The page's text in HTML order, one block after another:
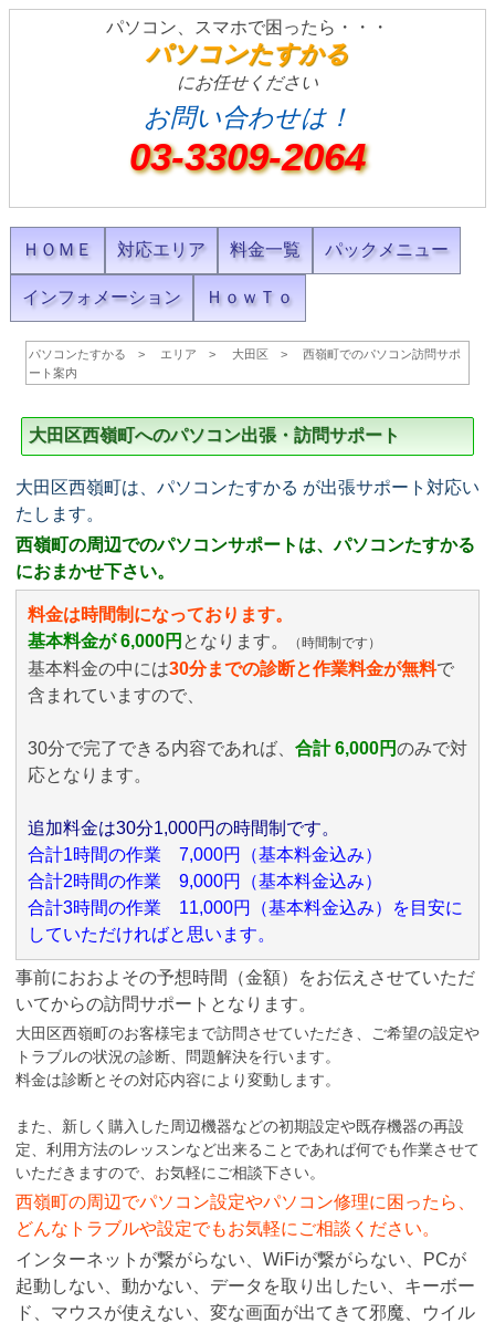
パソコン、スマホで困ったら・・・
パソコンたすかる
にお任せください
お問い合わせは！
03-3309-2064
ＨＯＭＥ 対応エリア 料金一覧 パックメニュー
インフォメーション ＨｏｗＴｏ
パソコンたすかる エリア 大田区
西嶺町でのパソコン訪問サポ
ート案内
大田区西嶺町へのパソコン出張・訪問サポート
大田区西嶺町は、パソコンたすかる が出張サポート対応い
たします。
西嶺町の周辺でのパソコンサポートは、パソコンたすかる
におまかせ下さい。
料金は時間制になっております。
基本料金が 6,000円 となります。 （時間制です）
基本料金の中には30分までの診断と作業料金が無料で
含まれていますので、
30分で完了できる内容であれば、 合計 6,000円のみで対
応となります。
追加料金は30分1,000円の時間制です。
合計1時間の作業 7,000円（基本料金込み）
合計2時間の作業 9,000円（基本料金込み）
合計3時間の作業 11,000円（基本料金込み）を目安に
していただければと思います。
事前におおよその予想時間（金額）をお伝えさせていただ
いてからの訪問サポートとなります。
大田区西嶺町のお客様宅まで訪問させていただき、ご希望の設定や
トラブルの状況の診断、問題解決を行います。
料金は診断とその対応内容により変動します。
また、新しく購入した周辺機器などの初期設定や既存機器の再設
定、利用方法のレッスンなど出来ることであれば何でも作業させて
いただきますので、お気軽にご相談下さい。
西嶺町の周辺でパソコン設定やパソコン修理に困ったら、
どんなトラブルや設定でもお気軽にご相談ください。
インターネットが繋がらない、WiFiが繋がらない、PCが
起動しない、動かない、データを取り出したい、キーボー
ド、マウスが使えない、変な画面が出てきて邪魔、ウイル